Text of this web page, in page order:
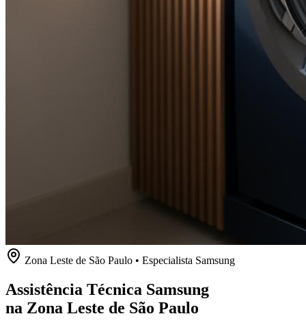
Zona Leste de São Paulo • Especialista Samsung
Assistência Técnica Samsung
na Zona Leste de São Paulo